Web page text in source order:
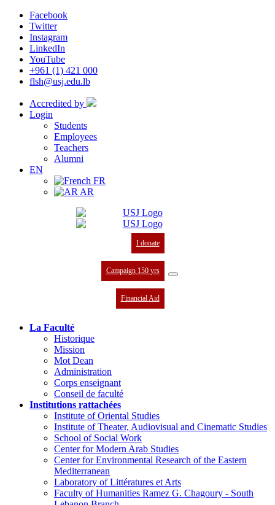
Facebook
Twitter
Instagram
LinkedIn
YouTube
+961 (1) 421 000
flsh@usj.edu.lb
Accredited by
Login
Students
Employees
Teachers
Alumni
EN
FR
AR
I donate
Campaign 150 yrs
Financial Aid
La Faculté
Historique
Mission
Mot Dean
Administration
Corps enseignant
Conseil de faculté
Institutions rattachées
Institute of Oriental Studies
Institute of Theater, Audiovisual and Cinematic Studies
School of Social Work
Center for Modern Arab Studies
Center for Environmental Research of the Eastern
Mediterranean
Laboratory of Littératures et Arts
Faculty of Humanities Ramez G. Chagoury - South